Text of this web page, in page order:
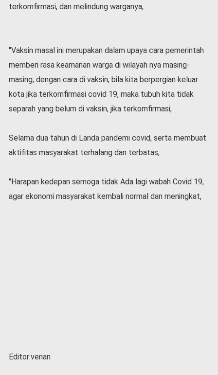
i
e
r
t
a
o
i
-
a
terkomfirmasi, dan melindung warganya,
"Vaksin masal ini merupakan dalam upaya cara pemerintah
memberi rasa keamanan warga di wilayah nya masing-
masing, dengan cara di vaksin, bila kita berpergian keluar
kota jika terkomfirmasi covid 19, maka tubuh kita tidak
separah yang belum di vaksin, jika terkomfirmasi,
Selama dua tahun di Landa pandemi covid, serta membuat
aktifitas masyarakat terhalang dan terbatas,
"Harapan kedepan semoga tidak Ada lagi wabah Covid 19,
agar ekonomi masyarakat kembali normal dan meningkat,
Editor:venan